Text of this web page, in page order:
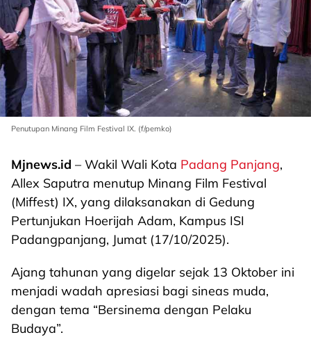
Penutupan Minang Film Festival IX. (f/pemko)
Mjnews.id – Wakil Wali Kota Padang Panjang,
Allex Saputra menutup Minang Film Festival
(Miffest) IX, yang dilaksanakan di Gedung
Pertunjukan Hoerijah Adam, Kampus ISI
Padangpanjang, Jumat (17/10/2025).
Ajang tahunan yang digelar sejak 13 Oktober ini
menjadi wadah apresiasi bagi sineas muda,
dengan tema “Bersinema dengan Pelaku
Budaya”.